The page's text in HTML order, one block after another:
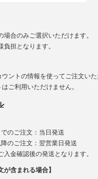
場合のみご選択いただけます。
担となります。
ントの情報を使ってご注文いた
ご利用いただけません。
のご注文：当日発送
のご注文：翌営業日発送
金確認後の発送となります。
が含まれる場合】